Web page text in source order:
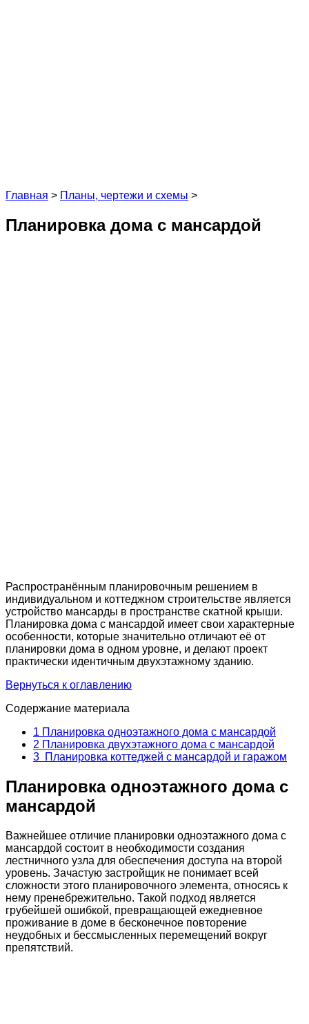
Главная > Планы, чертежи и схемы >
Планировка дома с мансардой
Распространённым планировочным решением в
индивидуальном и коттеджном строительстве является
устройство мансарды в пространстве скатной крыши.
Планировка дома с мансардой имеет свои характерные
особенности, которые значительно отличают её от
планировки дома в одном уровне, и делают проект
практически идентичным двухэтажному зданию.
Вернуться к оглавлению
Содержание материала
1 Планировка одноэтажного дома с мансардой
2 Планировка двухэтажного дома с мансардой
3 Планировка коттеджей с мансардой и гаражом
Планировка одноэтажного дома с
мансардой
Важнейшее отличие планировки одноэтажного дома с
мансардой состоит в необходимости создания
лестничного узла для обеспечения доступа на второй
уровень. Зачастую застройщик не понимает всей
сложности этого планировочного элемента, относясь к
нему пренебрежительно. Такой подход является
грубейшей ошибкой, превращающей ежедневное
проживание в доме в бесконечное повторение
неудобных и бессмысленных перемещений вокруг
препятствий.